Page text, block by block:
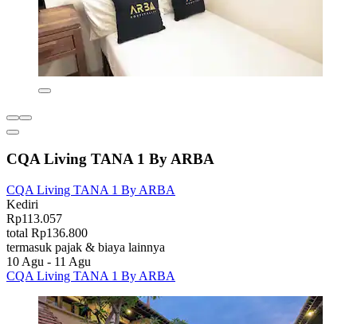
CQA Living TANA 1 By ARBA
CQA Living TANA 1 By ARBA
Kediri
Rp113.057
total Rp136.800
termasuk pajak & biaya lainnya
10 Agu - 11 Agu
CQA Living TANA 1 By ARBA